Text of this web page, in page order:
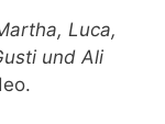
Luca,
und Ali